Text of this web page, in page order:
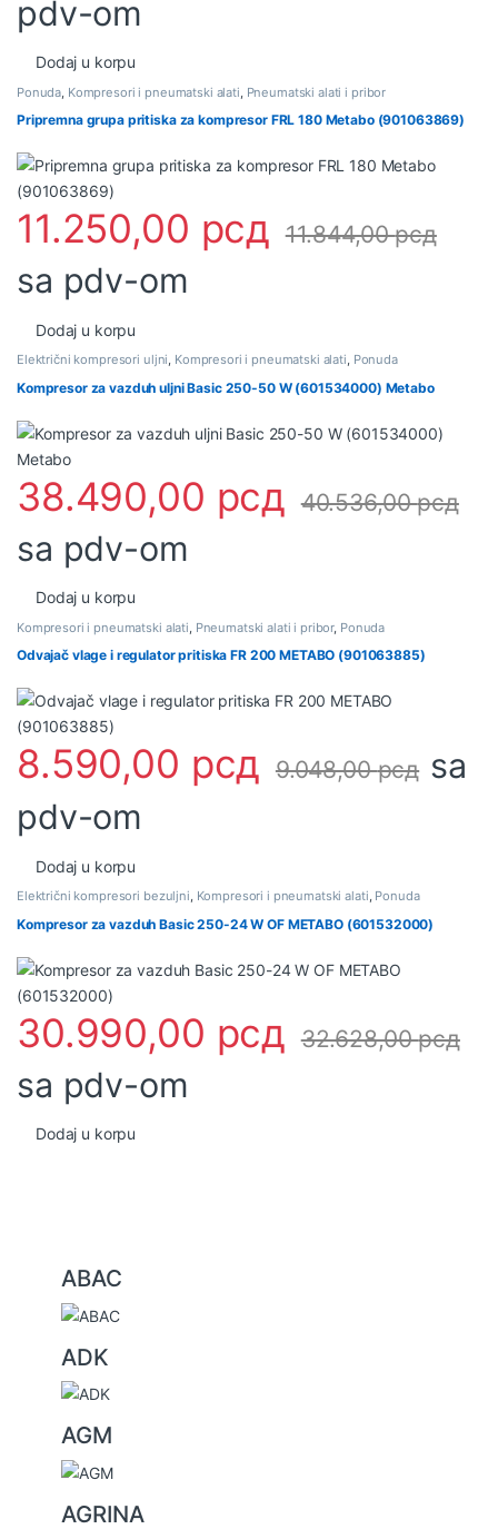
pdv-om
Dodaj u korpu
Ponuda, Kompresori i pneumatski alati, Pneumatski alati i pribor
Pripremna grupa pritiska za kompresor FRL 180 Metabo (901063869)
11.250,00 рсд 11.844,00рсд
sa pdv-om
Dodaj u korpu
Električni kompresori uljni, Kompresori i pneumatski alati, Ponuda
Kompresor za vazduh uljni Basic 250-50 W (601534000) Metabo
38.490,00 рсд 40.536,00рсд
sa pdv-om
Dodaj u korpu
Kompresori i pneumatski alati, Pneumatski alati i pribor, Ponuda
Odvajač vlage i regulator pritiska FR 200 METABO (901063885)
8.590,00 рсд 9.048,00рсд sa
pdv-om
Dodaj u korpu
Električni kompresori bezuljni, Kompresori i pneumatski alati, Ponuda
Kompresor za vazduh Basic 250-24 W OF METABO (601532000)
30.990,00 рсд 32.628,00рсд
sa pdv-om
Dodaj u korpu
ABAC
ADK
AGM
AGRINA